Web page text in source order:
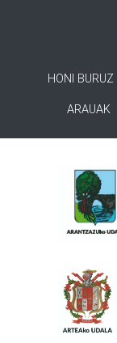
HONI BURUZ
ARAUAK